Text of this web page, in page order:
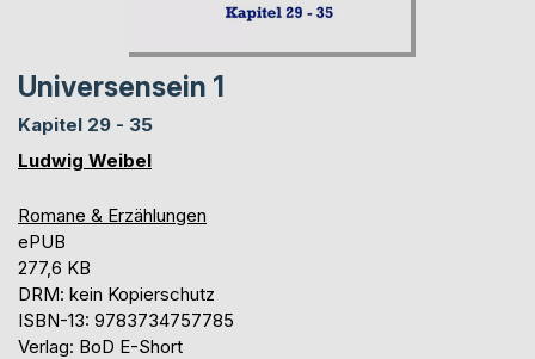
Universensein 1
Kapitel 29 - 35
Ludwig Weibel
Romane & Erzählungen
ePUB
277,6 KB
DRM: kein Kopierschutz
ISBN-13: 9783734757785
Verlag: BoD E-Short